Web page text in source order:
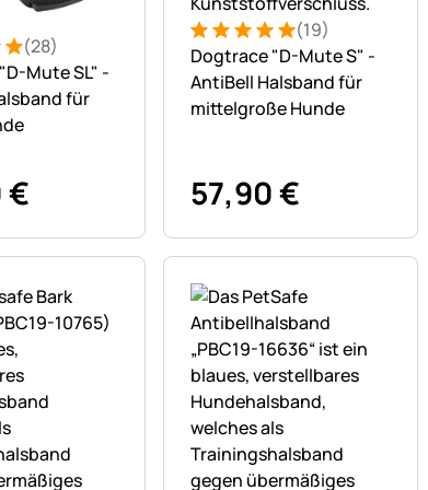
5 von 5 (28 Bewertungen)
(28)
Mute SL" -
für
€
Bewertung: 5 von 5 (19
19 Bewertungen
(19)
Dogtrace "D-Mute S" -
AntiBell Halsband für
mittelgroße Hunde
57,90€